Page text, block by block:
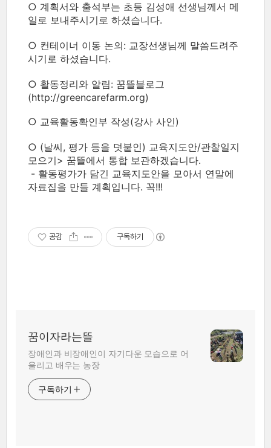
○ 계획서와 출석부는 초등 김성애 선생님께서 메
일로 보내주시기로 하셨습니다.
○ 컨테이너 이동 논의: 교장선생님께 말씀드려주
시기로 하셨습니다.
○ 활동정리와 알림: 꿈뜰블로그
(http://greencarefarm.org)
○ 교육활동확인부 작성(강사 사인)
○ (날씨, 평가 등을 덧붙인) 교육지도안/관찰일지
모으기> 꿈뜰에서 통합 보관하겠습니다.
- 활동평가가 담긴 교육지도안을 모아서 연말에
자료집을 만들 계획입니다. 꼭!!!
공감 구독하기
꿈이자라는뜰
장애인과 비장애인이 자기다운 모습으로 어
울리고 배우는 농장
구독하기